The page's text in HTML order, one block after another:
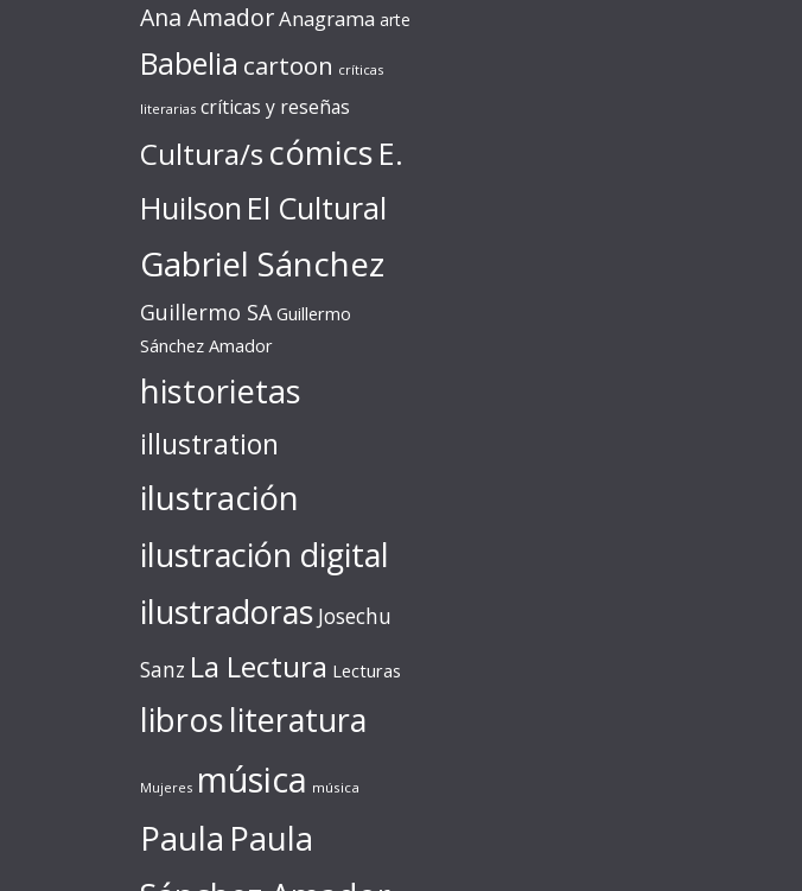
Ana AmadorAnagrama arte
Babelia cartoon críticas
literarias críticas y reseñas
Cultura/s cómics E.
Huilson El Cultural
Gabriel Sánchez
Guillermo SA Guillermo
Sánchez Amador
historietas
illustration
ilustración
ilustración digital
ilustradoras Josechu
Sanz La Lectura Lecturas
librosliteratura
Mujeres música música
Paula Paula